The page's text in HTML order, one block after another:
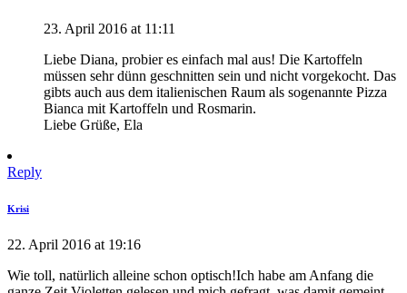
23. April 2016 at 11:11
Liebe Diana, probier es einfach mal aus! Die Kartoffeln
müssen sehr dünn geschnitten sein und nicht vorgekocht. Das
gibts auch aus dem italienischen Raum als sogenannte Pizza
Bianca mit Kartoffeln und Rosmarin.
Liebe Grüße, Ela
Reply
Krisi
22. April 2016 at 19:16
Wie toll, natürlich alleine schon optisch!Ich habe am Anfang die